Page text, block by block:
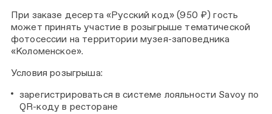
При заказе десерта «Русский код» (950 ₽) гость
может принять участие в розыгрыше тематической
фотосессии на территории музея-заповедника
«Коломенское».
Условия розыгрыша:
зарегистрироваться в системе лояльности Savoy по
QR-коду в ресторане